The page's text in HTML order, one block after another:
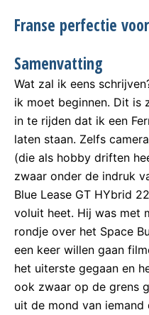
Franse perfectie
Samenvatting
Wat zal ik eens
ik moet beginnen. Dit is
in te rijden dat ik een
laten staan. Zelfs
(die als hobby driften
zwaar onder de indruk
Blue Lease GT HYbrid
voluit heet. Hij was met
rondje over het Space
een keer willen gaan
het uiterste gegaan en
ook zwaar op de grens
uit de mond van